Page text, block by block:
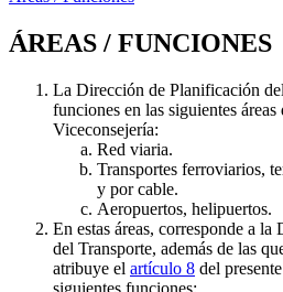
ÁREAS / FUNCIONES
La Dirección de Planificación
funciones en las siguientes áreas
Viceconsejería:
Red viaria.
Transportes ferroviarios,
y por cable.
Aeropuertos, helipuertos.
En estas áreas, corresponde a
del Transporte, además de las
atribuye el artículo 8 del